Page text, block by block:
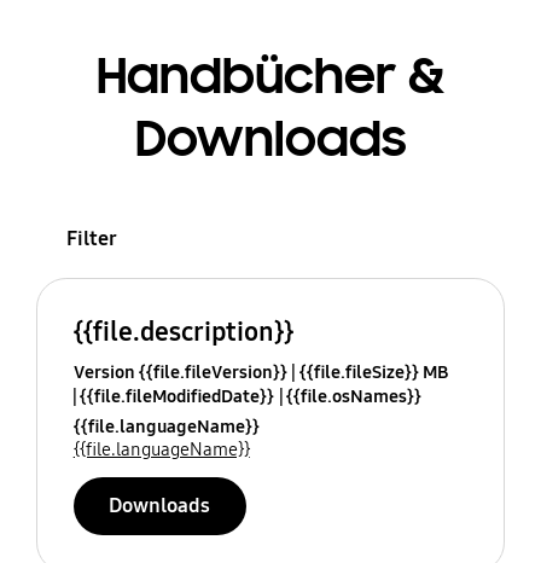
Handbücher &
Downloads
Filter
{{file.description}}
Version {{file.fileVersion}} {{file.fileSize}} MB
{{file.fileModifiedDate}} {{file.osNames}}
{{file.languageName}}
{{file.languageName}}
Downloads